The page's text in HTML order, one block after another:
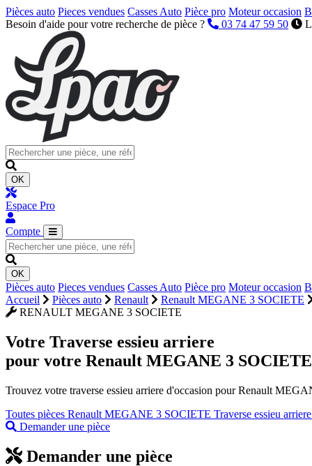
Pièces auto Pieces vendues Casses Auto Pièce pro Moteur occasion
Besoin d'aide pour votre recherche de pièce ?
03 74 47 59 50
OK
Espace Pro
Compte
OK
Pièces auto Pieces vendues Casses Auto Pièce pro Moteur occasion
Accueil
Pièces auto Renault Renault MEGANE 3 SOCIETE
RENAULT MEGANE 3 SOCIETE
Votre Traverse essieu arriere
pour votre Renault MEGANE 3 SOCIETE
Trouvez votre traverse essieu arriere d'occasion pour Renault
Toutes pièces Renault MEGANE 3 SOCIETE Traverse essieu
Demander une pièce
Demander une pièce